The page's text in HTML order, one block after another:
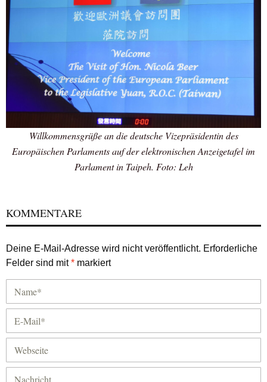
Willkommensgrüße an die deutsche Vizepräsidentin des
Europäischen Parlaments auf der elektronischen Anzeigetafel im
Parlament in Taipeh. Foto: Leh
KOMMENTARE
Deine E-Mail-Adresse wird nicht veröffentlicht. Erforderliche
Felder sind mit* markiert